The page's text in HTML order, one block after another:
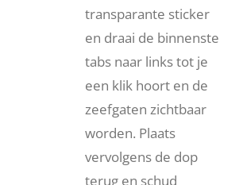
transparante sticker
en draai de binnenste
tabs naar links tot je
een klik hoort en de
zeefgaten zichtbaar
worden. Plaats
vervolgens de dop
terug en schud